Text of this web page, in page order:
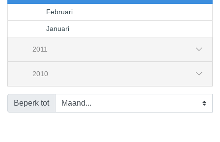
Februari
Januari
2011
2010
Beperk tot